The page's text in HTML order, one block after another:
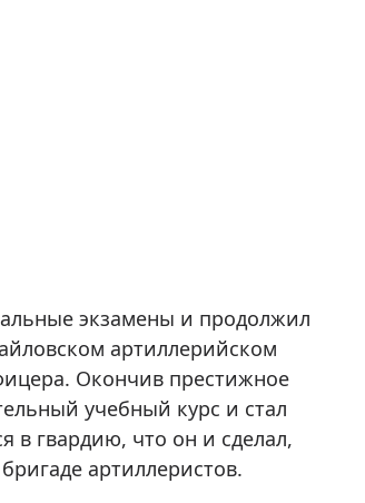
экзамены и продолжил
артиллерийском
Окончив престижное
учебный курс и стал
в гвардию, что он и сделал,
артиллеристов.